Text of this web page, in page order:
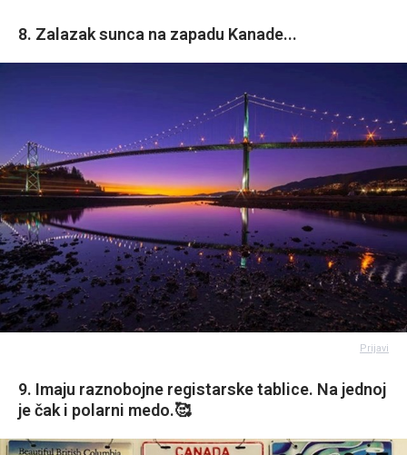
8. Zalazak sunca na zapadu Kanade...
Prijavi
9. Imaju raznobojne registarske tablice. Na jednoj
je čak i polarni medo.🥰